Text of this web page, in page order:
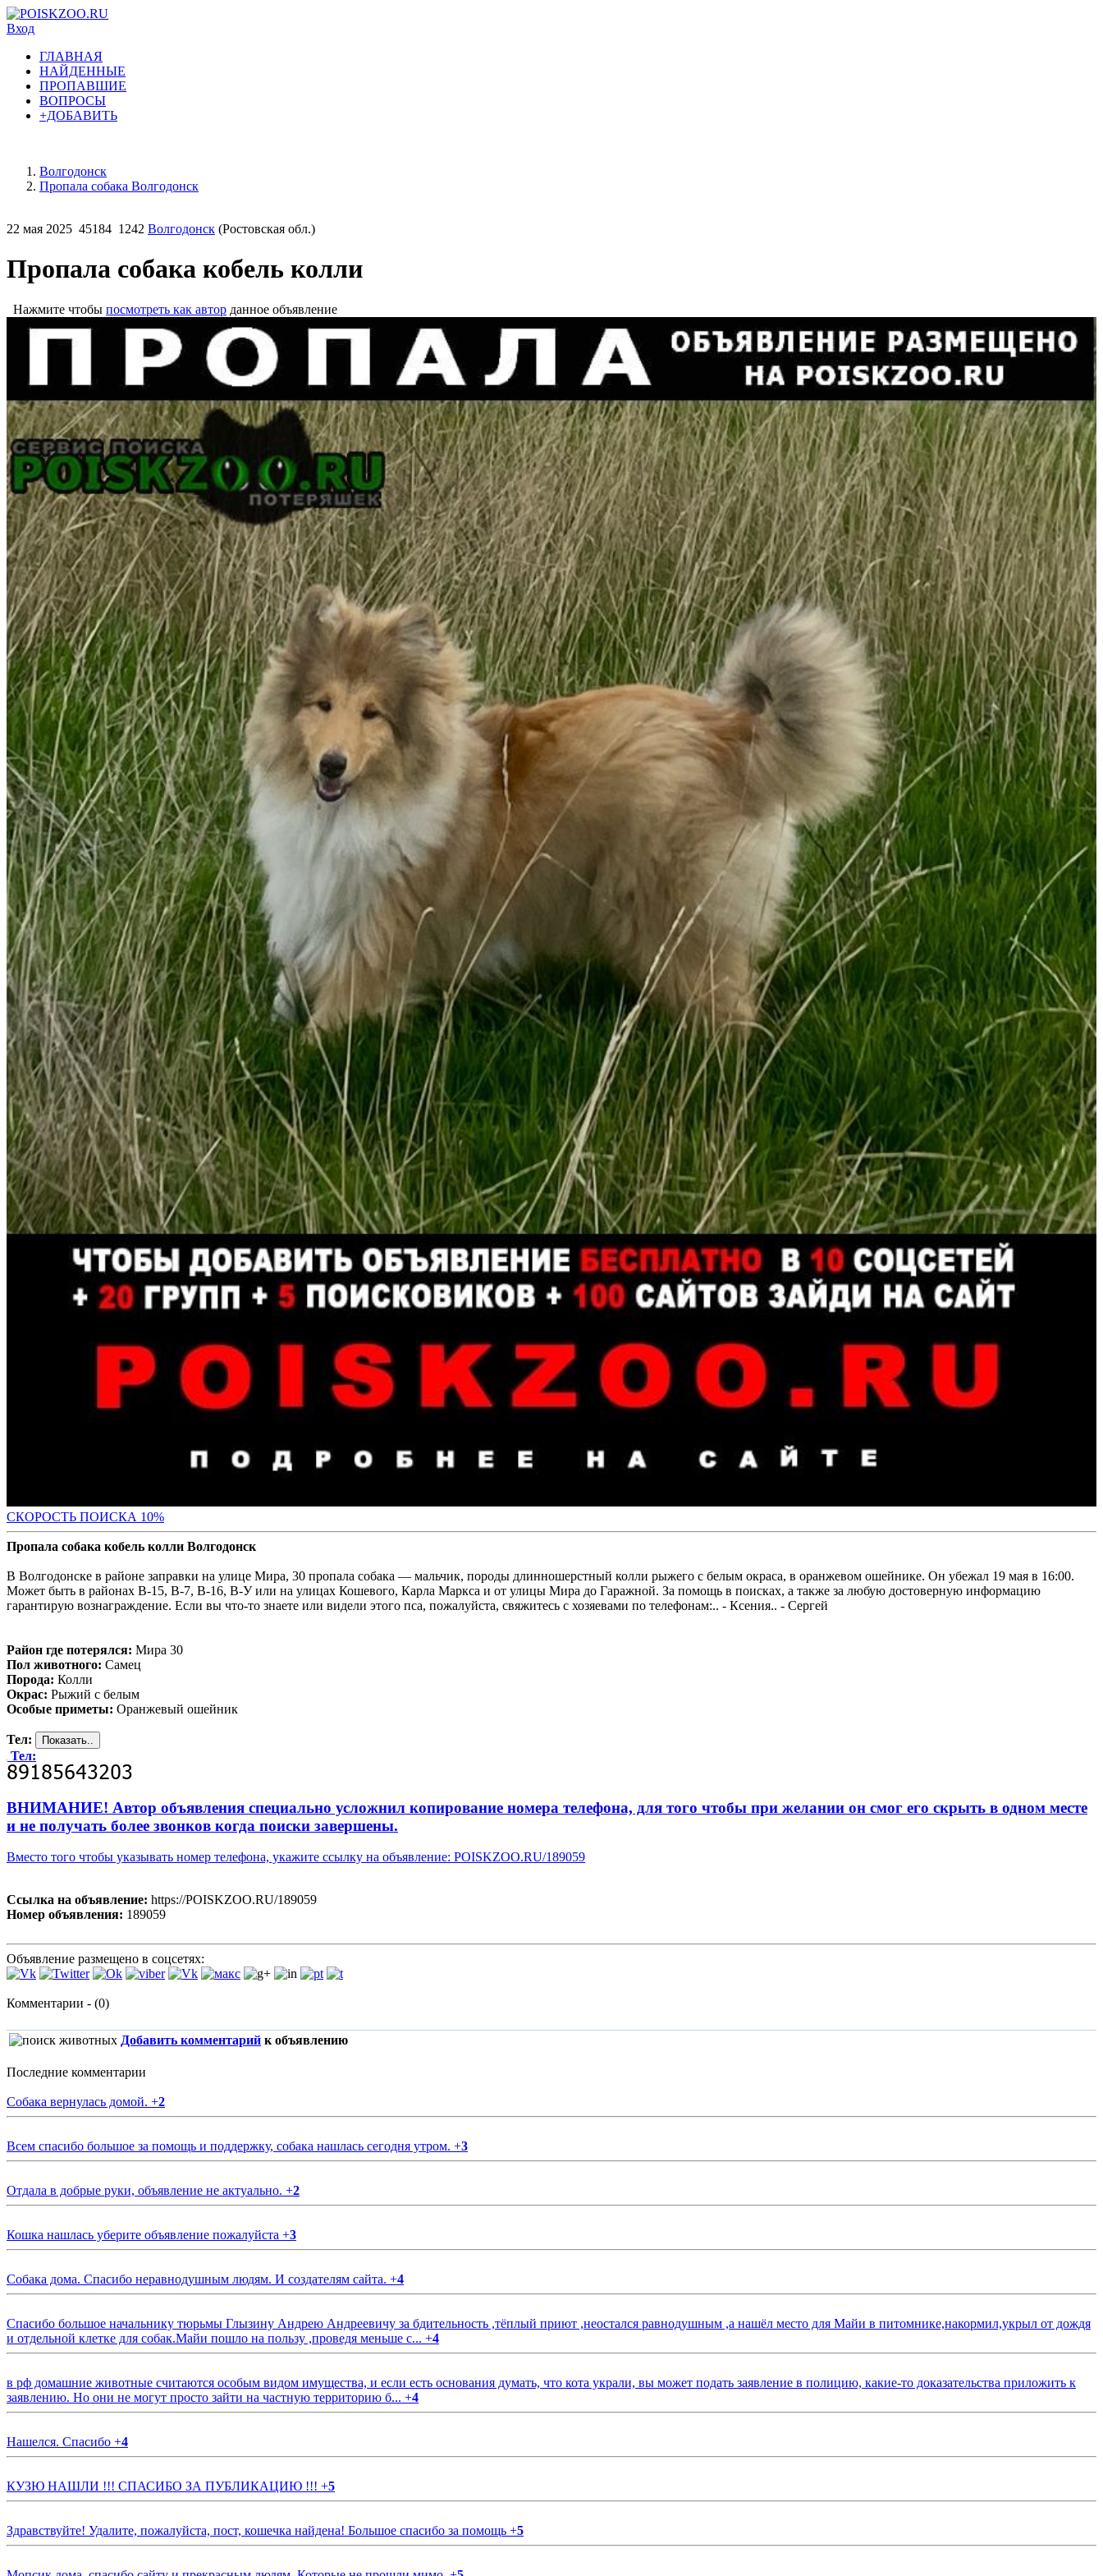
Вход
ГЛАВНАЯ
НАЙДЕННЫЕ
ПРОПАВШИЕ
ВОПРОСЫ
+ДОБАВИТЬ
Волгодонск
Пропала собака Волгодонск
22 мая 2025 45184 1242 Волгодонск (Ростовская обл.)
Пропала собака кобель колли
Нажмите чтобы посмотреть как автор данное объявление
СКОРОСТЬ ПОИСКА 10%
Пропала собака кобель колли Волгодонск
В Волгодонске в районе заправки на улице Мира, 30 пропала собака — мальчик, породы длинношерстный колли рыжего с белым окраса, в оранжевом ошейнике. Он убежал 19 мая в 16:00.
Может быть в районах В-15, В-7, В-16, В-У или на улицах Кошевого, Карла Маркса и от улицы Мира до Гаражной. За помощь в поисках, а также за любую достоверную информацию
гарантирую вознаграждение. Если вы что-то знаете или видели этого пса, пожалуйста, свяжитесь с хозяевами по телефонам:.. - Ксения.. - Сергей
Район где потерялся: Мира 30
Пол животного: Самец
Порода: Колли
Окрас: Рыжий с белым
Особые приметы: Оранжевый ошейник
Тел:
Тел:
ВНИМАНИЕ! Автор объявления специально усложнил копирование номера телефона, для того чтобы при желании он смог его скрыть в одном месте
и не получать более звонков когда поиски завершены.
Вместо того чтобы указывать номер телефона, укажите ссылку на объявление: POISKZOO.RU/189059
Ссылка на объявление: https://POISKZOO.RU/189059
Номер объявления: 189059
Объявление размещено в соцсетях:
Комментарии - (0)
Добавить комментарий к объявлению
Последние комментарии
Собака вернулась домой. +2
Всем спасибо большое за помощь и поддержку, собака нашлась сегодня утром. +3
Отдала в добрые руки, объявление не актуально. +2
Кошка нашлась уберите объявление пожалуйста +3
Собака дома. Спасибо неравнодушным людям. И создателям сайта. +4
Спасибо большое начальнику тюрьмы Глызину Андрею Андреевичу за бдительность ,тёплый приют ,неостался равнодушным ,а нашёл место для Майи в питомнике,накормил,укрыл от дождя
и отдельной клетке для собак.Майи пошло на пользу ,проведя меньше с... +4
в рф домашние животные считаются особым видом имущества, и если есть основания думать, что кота украли, вы может подать заявление в полицию, какие-то доказательства приложить к
заявлению. Но они не могут просто зайти на частную территорию б... +4
Нашелся. Спасибо +4
КУЗЮ НАШЛИ !!! СПАСИБО ЗА ПУБЛИКАЦИЮ !!! +5
Здравствуйте! Удалите, пожалуйста, пост, кошечка найдена! Большое спасибо за помощь +5